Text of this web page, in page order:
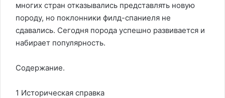
многих стран отказывались представлять новую
породу, но поклонники филд-спаниеля не
сдавались. Сегодня порода успешно развивается и
набирает популярность.
Содержание.
1 Историческая справка